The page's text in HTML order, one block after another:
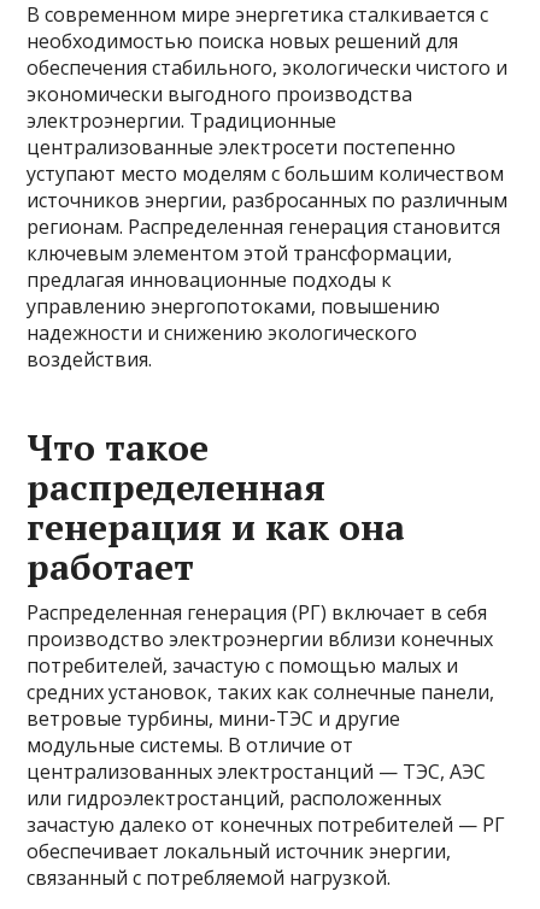
В современном мире энергетика сталкивается с
необходимостью поиска новых решений для
обеспечения стабильного, экологически чистого и
экономически выгодного производства
электроэнергии. Традиционные
централизованные электросети постепенно
уступают место моделям с большим количеством
источников энергии, разбросанных по различным
регионам. Распределенная генерация становится
ключевым элементом этой трансформации,
предлагая инновационные подходы к
управлению энергопотоками, повышению
надежности и снижению экологического
воздействия.
Что такое
распределенная
генерация и как она
работает
Распределенная генерация (РГ) включает в себя
производство электроэнергии вблизи конечных
потребителей, зачастую с помощью малых и
средних установок, таких как солнечные панели,
ветровые турбины, мини-ТЭС и другие
модульные системы. В отличие от
централизованных электростанций — ТЭС, АЭС
или гидроэлектростанций, расположенных
зачастую далеко от конечных потребителей — РГ
обеспечивает локальный источник энергии,
связанный с потребляемой нагрузкой.